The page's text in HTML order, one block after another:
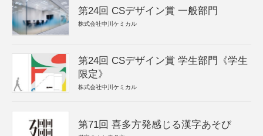
第24回 CSデザイン賞 一般部門
株式会社中川ケミカル
第24回 CSデザイン賞 学生部門《学生
限定》
株式会社中川ケミカル
第71回 喜多方発感じる漢字あそび